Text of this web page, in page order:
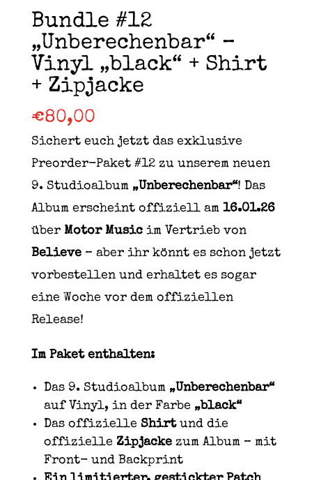
Bundle #12
„Unberechenbar“ –
Vinyl „black“ + Shirt
+ Zipjacke
€80,00
Sichert euch jetzt das exklusive
Preorder-Paket #12 zu unserem neuen
9. Studioalbum „Unberechenbar“! Das
Album erscheint offiziell am 16.01.26
über Motor Musicim Vertrieb von
Believe– aber ihr könnt es schon jetzt
vorbestellen und erhaltet es sogar
eine Woche vor dem offiziellen
Release!
Im Paket enthalten:
Das 9. Studioalbum „Unberechenbar“
auf Vinyl, in der Farbe „black“
Das offizielle Shirtund die
offizielle Zipjacke zum Album – mit
Front- und Backprint